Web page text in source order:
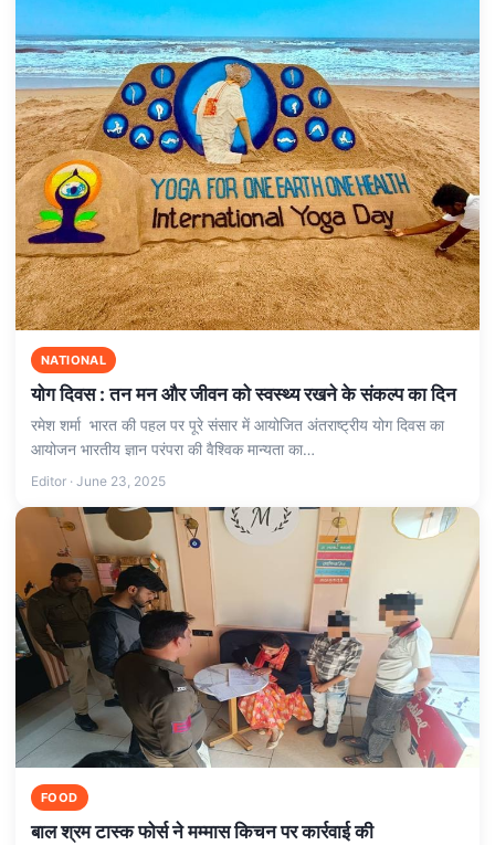
NATIONAL
योग दिवस : तन मन और जीवन को स्वस्थ्य रखने के संकल्प का दिन
रमेश शर्मा भारत की पहल पर पूरे संसार में आयोजित अंतराष्ट्रीय योग दिवस का
आयोजन भारतीय ज्ञान परंपरा की वैश्विक मान्यता का…
Editor · June 23, 2025
FOOD
बाल श्रम टास्क फोर्स ने मम्मास किचन पर कार्रवाई की